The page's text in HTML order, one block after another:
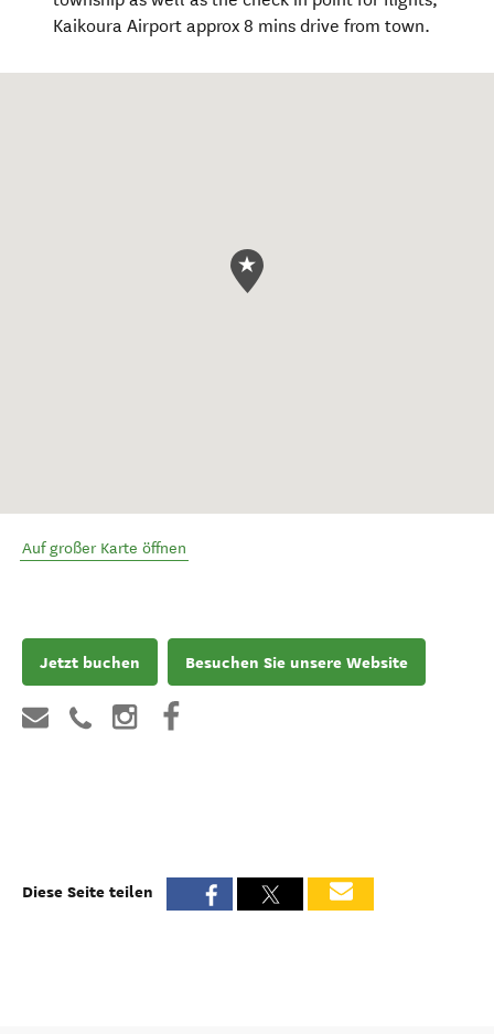
Kaikoura Airport approx 8 mins drive from town.
Auf großer Karte öffnen
Jetzt buchen Besuchen Sie unsere Website
Diese Seite teilen